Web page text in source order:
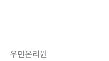
우먼온리원